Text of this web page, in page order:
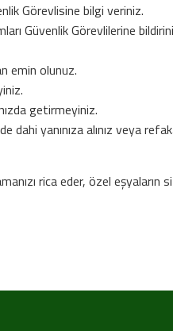
Görevlisine bilgi veriniz.
Güvenlik Görevlilerine
emin olunuz.
getirmeyiniz.
dahi yanınıza alınız veya
rica eder, özel eşyaların